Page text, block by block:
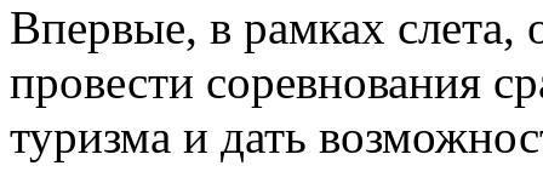
Впервые, в рамках
провести соревнования
туризма и дать